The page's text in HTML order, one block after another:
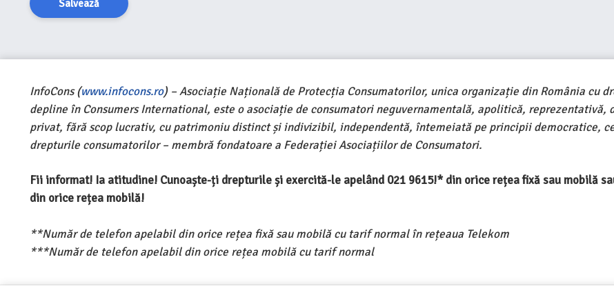
Salvează
InfoCons (www.infocons.ro) – Asociație Națională de Protecția Consumatorilor, unica organizație din România cu
depline în Consumers International, este o asociație de consumatori neguvernamentală, apolitică, reprezentativă,
privat, fără scop lucrativ, cu patrimoniu distinct și indivizibil, independentă, întemeiată pe principii democratice,
drepturile consumatorilor – membră fondatoare a Federației Asociațiilor de Consumatori.
Fii informat! Ia atitudine! Cunoaște-ți drepturile și exercită-le apelând 021 9615!* din orice rețea fixă sau mobilă
din orice rețea mobilă!
**Număr de telefon apelabil din orice rețea fixă sau mobilă cu tarif normal în rețeaua Telekom
***Număr de telefon apelabil din orice rețea mobilă cu tarif normal